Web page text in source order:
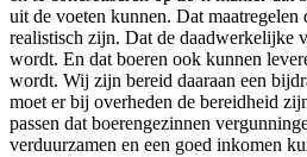
uit de voeten kunnen. Dat maatregelen
realistisch zijn. Dat de daadwerkelijke
wordt. En dat boeren ook kunnen
wordt. Wij zijn bereid daaraan een
moet er bij overheden de bereidheid
passen dat boerengezinnen
verduurzamen en een goed inkomen